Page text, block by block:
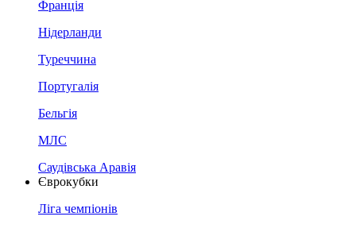
Франція
Нідерланди
Туреччина
Португалія
Бельгія
МЛС
Саудівська Аравія
Єврокубки
Ліга чемпіонів